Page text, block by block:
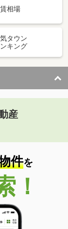
相場
タウン
キング
産
件を
！